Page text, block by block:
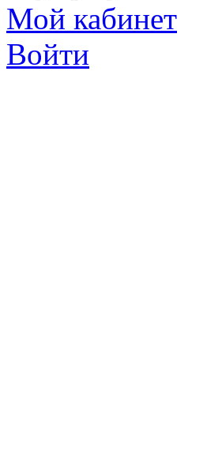
Мой кабинет
Войти